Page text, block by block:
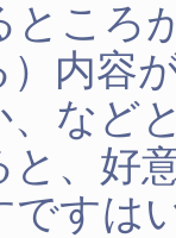
ところ
）内容
、など
と、好
ですは